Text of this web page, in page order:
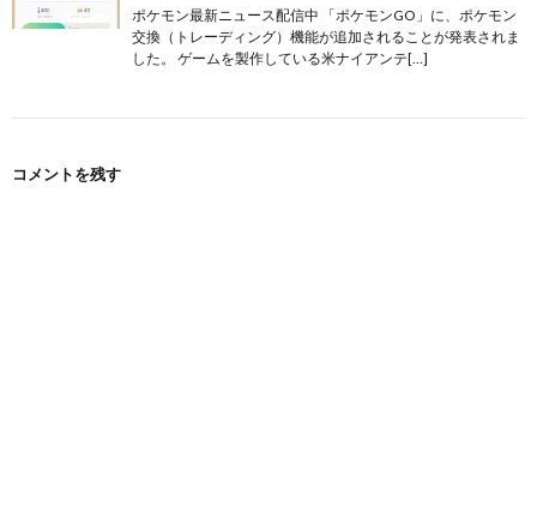
ポケモン最新ニュース配信中 「ポケモンGO」に、ポケモン
交換（トレーディング）機能が追加されることが発表されま
した。 ゲームを製作している米ナイアンテ[…]
コメントを残す